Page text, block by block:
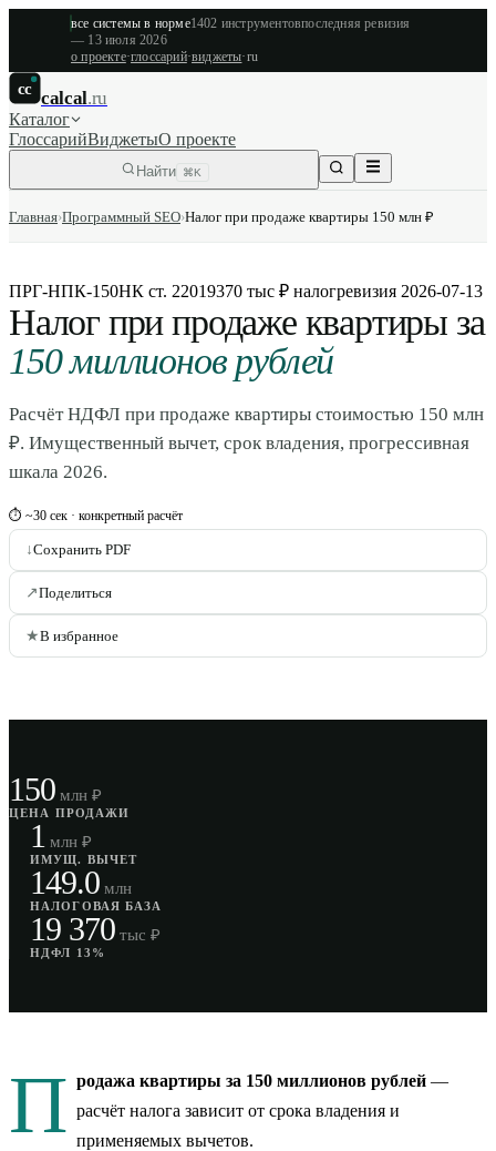
все системы в норме1402 инструментовпоследняя ревизия
— 13 июля 2026
о проекте·глоссарий·виджеты·ru
cc calcal.ru
Каталог
ГлоссарийВиджетыО проекте
Найти ⌘K
Главная›Программный SEO›Налог при продаже квартиры 150 млн ₽
ПРГ-НПК-150НК ст. 22019370 тыс ₽ налогревизия 2026-07-13
Налог при продаже квартиры за
150 миллионов рублей
Расчёт НДФЛ при продаже квартиры стоимостью 150 млн
₽. Имущественный вычет, срок владения, прогрессивная
шкала 2026.
⏱ ~30 сек · конкретный расчёт
↓Сохранить PDF
↗Поделиться
★В избранное
150 млн ₽
ЦЕНА ПРОДАЖИ
1 млн ₽
ИМУЩ. ВЫЧЕТ
149.0 млн
НАЛОГОВАЯ БАЗА
19 370 тыс ₽
НДФЛ 13%
П родажа квартиры за 150 миллионов рублей —
расчёт налога зависит от срока владения и
применяемых вычетов.